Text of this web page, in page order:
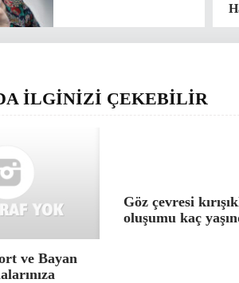
İLGİNİZİ ÇEKEBİLİR
ve Bayan
Göz çevresi
oluşumu kaç